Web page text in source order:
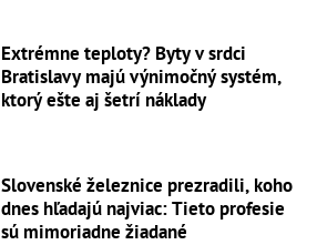
Extrémne teploty? Byty v srdci
Bratislavy majú výnimočný systém,
ktorý ešte aj šetrí náklady
Slovenské železnice prezradili, koho
dnes hľadajú najviac: Tieto profesie
sú mimoriadne žiadané